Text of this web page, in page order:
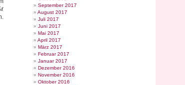
September 2017
August 2017
Juli 2017
Juni 2017
Mai 2017
April 2017
März 2017
Februar 2017
Januar 2017
Dezember 2016
November 2016
Oktober 2016